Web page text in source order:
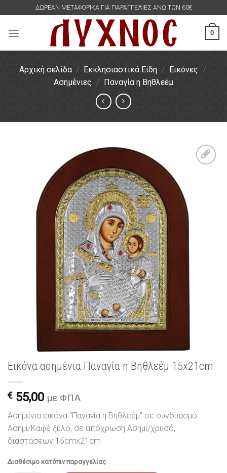
content
ΔΩΡΕΑΝ ΜΕΤΑΦΟΡΙΚΑ ΓΙΑ ΠΑΡΑΓΓΕΛΙΕΣ ΑΝΩ ΤΩΝ 60€
0
Αρχική σελίδα / Εκκλησιαστικά Είδη / Εικόνες /
Ασημένιες / Παναγία η Βηθλεέμ
επιθυμιών
Εικόνα ασημένια Παναγία η Βηθλεέμ 15x21cm
€ 55,00 με ΦΠΑ
Ασημένια εικόνα “Παναγία η Βηθλεέμ” σε συνδυασμό
Ασήμι/Καφέ ξύλο, σε απόχρωση Ασημί/χρυσό,
διαστάσεων 15cmx21cm
Διαθέσιμο κατόπιν παραγγελίας